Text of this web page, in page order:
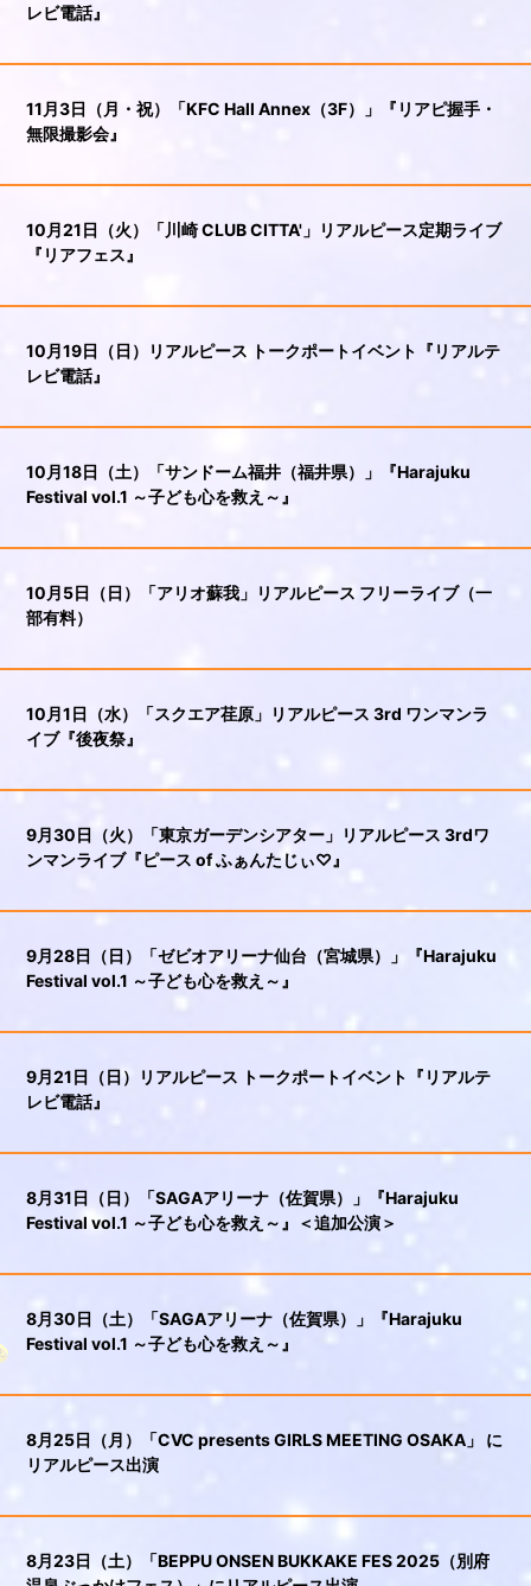
レビ電話』
11月3日（月・祝）「KFC Hall Annex（3F）」『リアピ握手・
無限撮影会』
10月21日（火）「川崎 CLUB CITTA'」リアルピース定期ライブ
『リアフェス』
10月19日（日）リアルピース トークポートイベント『リアルテ
レビ電話』
10月18日（土）「サンドーム福井（福井県）」『Harajuku
Festival vol.1 ～子ども心を救え～』
10月5日（日）「アリオ蘇我」リアルピース フリーライブ（一
部有料）
10月1日（水）「スクエア荏原」リアルピース 3rd ワンマンラ
イブ『後夜祭』
9月30日（火）「東京ガーデンシアター」リアルピース 3rdワ
ンマンライブ『ピース of ふぁんたじぃ♡』
9月28日（日）「ゼビオアリーナ仙台（宮城県）」『Harajuku
Festival vol.1 ～子ども心を救え～』
9月21日（日）リアルピース トークポートイベント『リアルテ
レビ電話』
8月31日（日）「SAGAアリーナ（佐賀県）」『Harajuku
Festival vol.1 ～子ども心を救え～』＜追加公演＞
8月30日（土）「SAGAアリーナ（佐賀県）」『Harajuku
Festival vol.1 ～子ども心を救え～』
8月25日（月）「CVC presents GIRLS MEETING OSAKA」 に
リアルピース出演
8月23日（土）「BEPPU ONSEN BUKKAKE FES 2025（別府